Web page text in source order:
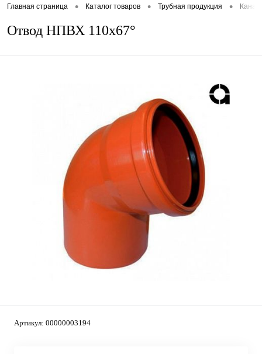
Главная страница • Каталог товаров • Трубная продукция •
Отвод НПВХ 110х67°
Артикул: 00000003194